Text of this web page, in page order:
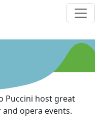
Puccini host great
opera events.